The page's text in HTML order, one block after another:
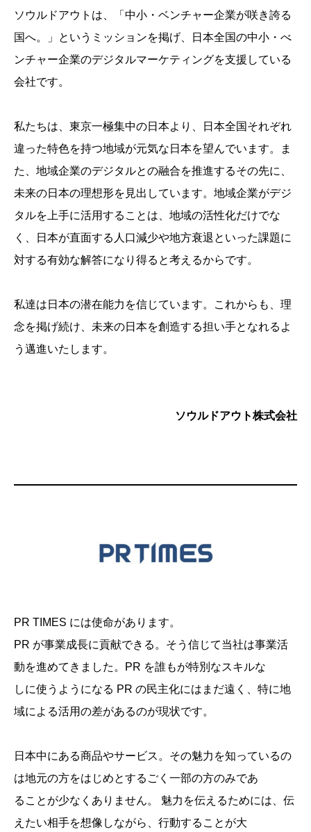
ソウルドアウトは、「中小・ベンチャー企業が咲き誇る
国へ。」というミッションを掲げ、日本全国の中小・べ
ンチャー企業のデジタルマーケティングを支援している
会社です。
私たちは、東京一極集中の日本より、日本全国それぞれ
違った特色を持つ地域が元気な日本を望んでいます。ま
た、地域企業のデジタルとの融合を推進するその先に、
未来の日本の理想形を見出しています。地域企業がデジ
タルを上手に活用することは、地域の活性化だけでな
く、日本が直面する人口減少や地方衰退といった課題に
対する有効な解答になり得ると考えるからです。
私達は日本の潜在能力を信じています。これからも、理
念を掲げ続け、未来の日本を創造する担い手となれるよ
う邁進いたします。
ソウルドアウト株式会社
PR TIMES には使命があります。
PR が事業成長に貢献できる。そう信じて当社は事業活
動を進めてきました。PR を誰もが特別なスキルな
しに使うようになる PR の民主化にはまだ遠く、特に地
域による活用の差があるのが現状です。
日本中にある商品やサービス。その魅力を知っているの
は地元の方をはじめとするごく一部の方のみであ
ることが少なくありません。 魅力を伝えるためには、伝
えたい相手を想像しながら、行動することが大